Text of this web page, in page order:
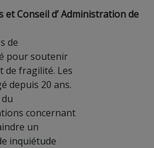
Conseil d’ Administration de
de
pour soutenir
de fragilité. Les
depuis 20 ans.
concernant
un
inquiétude